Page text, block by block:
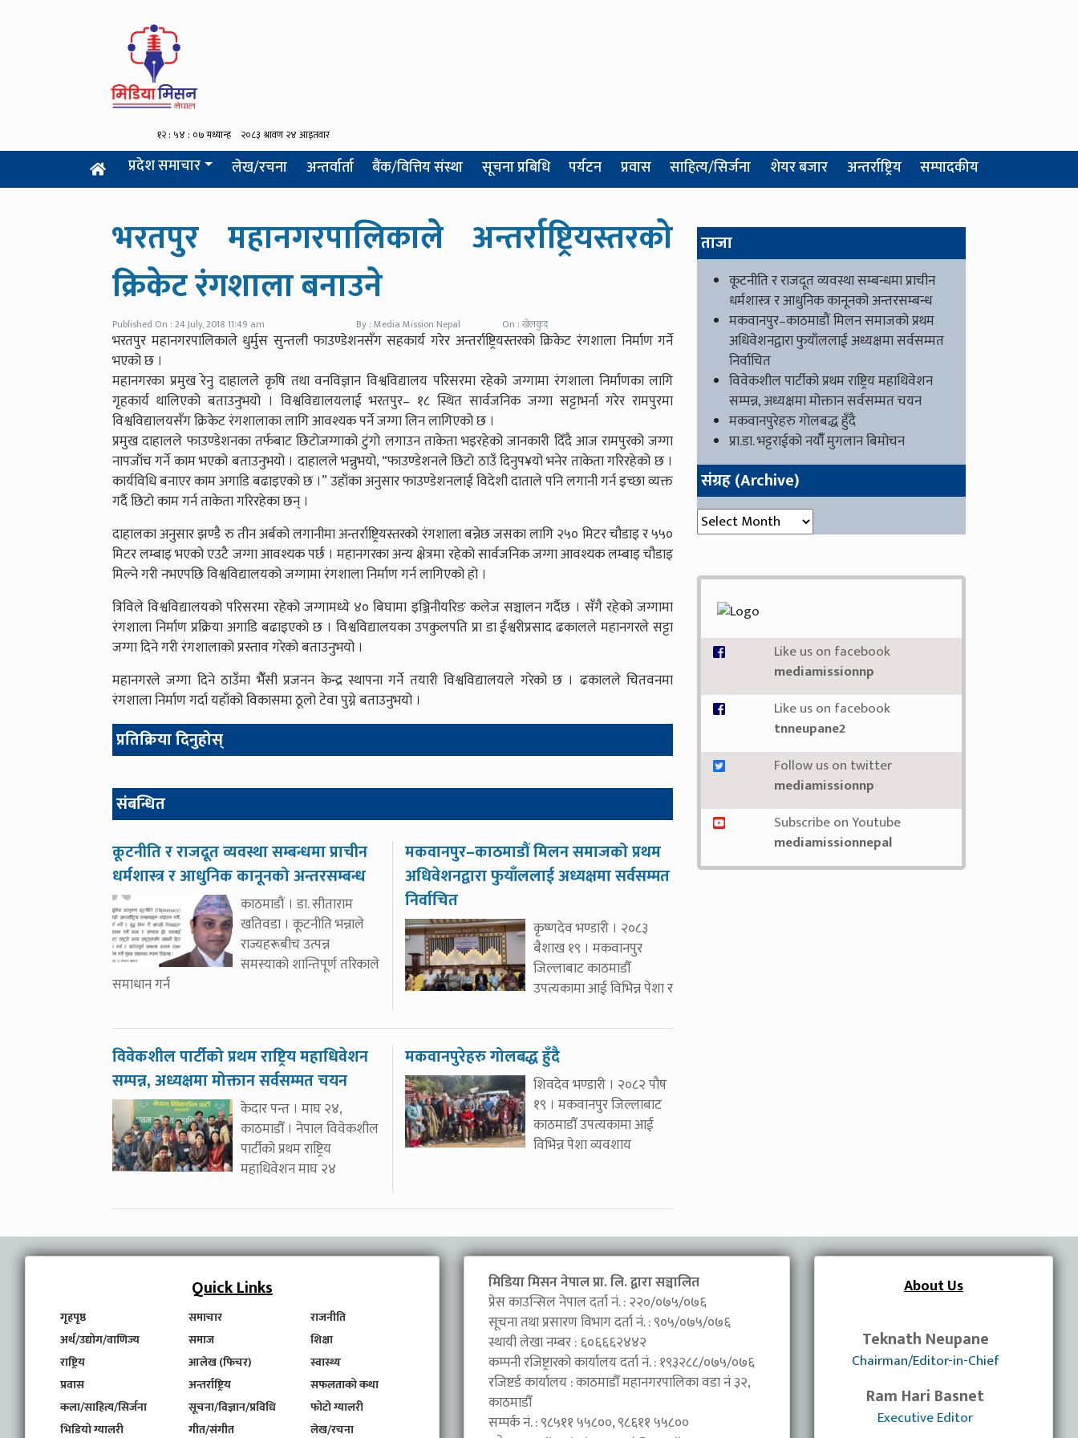
प्रदेश समाचार लेख/रचना अन्तर्वार्ता बैंक/वित्तिय संस्था सूचना प्रबिधि पर्यटन प्रवास साहित्य/सिर्जना शेयर बजार अन्तर्राष्ट्रिय सम्पादकीय
भरतपुर महानगरपालिकाले अन्तर्राष्ट्रियस्तरको
क्रिकेट रंगशाला बनाउने
Published On : 24 July, 2018 11:49 am By : Media Mission Nepal On : खेलकुद
भरतपुर महानगरपालिकाले धुर्मुस सुन्तली फाउण्डेशनसँग सहकार्य गरेर अन्तर्राष्ट्रियस्तरको क्रिकेट रंगशाला निर्माण गर्ने
भएको छ ।
महानगरका प्रमुख रेनु दाहालले कृषि तथा वनविज्ञान विश्वविद्यालय परिसरमा रहेको जग्गामा रंगशाला निर्माणका लागि
गृहकार्य थालिएको बताउनुभयो । विश्वविद्यालयलाई भरतपुर– १८ स्थित सार्वजनिक जग्गा सट्टाभर्ना गरेर रामपुरमा
विश्वविद्यालयसँग क्रिकेट रंगशालाका लागि आवश्यक पर्ने जग्गा लिन लागिएको छ ।
प्रमुख दाहालले फाउण्डेशनका तर्फबाट छिटोजग्गाको टुंगो लगाउन ताकेता भइरहेको जानकारी दिँदै आज रामपुरको जग्गा
नापजाँच गर्ने काम भएको बताउनुभयो । दाहालले भन्नुभयो, “फाउण्डेशनले छिटो ठाउँ दिनुप¥यो भनेर ताकेता गरिरहेको छ ।
कार्यविधि बनाएर काम अगाडि बढाइएको छ ।” उहाँका अनुसार फाउण्डेशनलाई विदेशी दाताले पनि लगानी गर्न इच्छा व्यक्त
गर्दै छिटो काम गर्न ताकेता गरिरहेका छन् ।
दाहालका अनुसार झण्डै रु तीन अर्बको लगानीमा अन्तर्राष्ट्रियस्तरको रंगशाला बन्नेछ जसका लागि २५० मिटर चौडाइ र ५५०
मिटर लम्बाइ भएको एउटै जग्गा आवश्यक पर्छ । महानगरका अन्य क्षेत्रमा रहेको सार्वजनिक जग्गा आवश्यक लम्बाइ चौडाइ
मिल्ने गरी नभएपछि विश्वविद्यालयको जग्गामा रंगशाला निर्माण गर्न लागिएको हो ।
त्रिविले विश्वविद्यालयको परिसरमा रहेको जग्गामध्ये ४० बिघामा इञ्जिनीयरिङ कलेज सञ्चालन गर्दैछ । सँगै रहेको जग्गामा
रंगशाला निर्माण प्रक्रिया अगाडि बढाइएको छ । विश्वविद्यालयका उपकुलपति प्रा डा ईश्वरीप्रसाद ढकालले महानगरले सट्टा
जग्गा दिने गरी रंगशालाको प्रस्ताव गरेको बताउनुभयो ।
महानगरले जग्गा दिने ठाउँमा भैंँसी प्रजनन केन्द्र स्थापना गर्ने तयारी विश्वविद्यालयले गरेको छ । ढकालले चितवनमा
रंगशाला निर्माण गर्दा यहाँको विकासमा ठूलो टेवा पुग्ने बताउनुभयो ।
प्रतिक्रिया दिनुहोस्
संबन्धित
कूटनीति र राजदूत व्यवस्था सम्बन्धमा प्राचीन
धर्मशास्त्र र आधुनिक कानूनको अन्तरसम्बन्ध
काठमाडौं । डा. सीताराम
खतिवडा । कूटनीति भन्नाले
राज्यहरूबीच उत्पन्न
समस्याको शान्तिपूर्ण तरिकाले
समाधान गर्न
मकवानपुर–काठमाडौं मिलन समाजको प्रथम
अधिवेशनद्वारा फुयाँललाई अध्यक्षमा सर्वसम्मत
निर्वाचित
कृष्णदेव भण्डारी । २०८३
बैशाख १९ । मकवानपुर
जिल्लाबाट काठमाडौँ
उपत्यकामा आई विभिन्न पेशा र
विवेकशील पार्टीको प्रथम राष्ट्रिय महाधिवेशन
सम्पन्न, अध्यक्षमा मोक्तान सर्वसम्मत चयन
केदार पन्त । माघ २४,
काठमाडौँ । नेपाल विवेकशील
पार्टीको प्रथम राष्ट्रिय
महाधिवेशन माघ २४
मकवानपुरेहरु गोलबद्ध हुँदै
शिवदेव भण्डारी । २०८२ पौष
१९ । मकवानपुर जिल्लाबाट
काठमाडौँ उपत्यकामा आई
विभिन्न पेशा व्यवशाय
ताजा
कूटनीति र राजदूत व्यवस्था सम्बन्धमा प्राचीन
धर्मशास्त्र र आधुनिक कानूनको अन्तरसम्बन्ध
मकवानपुर–काठमाडौं मिलन समाजको प्रथम
अधिवेशनद्वारा फुयाँललाई अध्यक्षमा सर्वसम्मत
निर्वाचित
विवेकशील पार्टीको प्रथम राष्ट्रिय महाधिवेशन
सम्पन्न, अध्यक्षमा मोक्तान सर्वसम्मत चयन
मकवानपुरेहरु गोलबद्ध हुँदै
प्रा.डा. भट्टराईको नयाँँ मुगलान बिमोचन
संग्रह (Archive)
संग्रह (Archive)
Like us on facebook
mediamissionnp
Like us on facebook
tnneupane2
Follow us on twitter
mediamissionnp
Subscribe on Youtube
mediamissionnepal
Quick Links
गृहपृष्ठ समाचार
राजनीति
अर्थ/उद्योग/वाणिज्य
समाज
शिक्षा
राष्ट्रिय
आलेख (फिचर)
स्वास्थ्य
प्रवास
अन्तर्राष्ट्रिय
सफलताको कथा
कला/साहित्य/सिर्जना
सूचना/विज्ञान/प्रविधि
फोटो ग्यालरी
भिडियो ग्यालरी
गीत/संगीत लेख/रचना
मिडिया मिसन नेपाल प्रा. लि. द्वारा सञ्चालित
प्रेस काउन्सिल नेपाल दर्ता नं. : २२०/०७५/०७६
सूचना तथा प्रसारण विभाग दर्ता नं. : ९०५/०७५/०७६
स्थायी लेखा नम्बर : ६०६६६२४४२
कम्पनी रजिष्ट्रारको कार्यालय दर्ता नं. : १९३२८८/०७५/०७६
रजिष्टर्ड कार्यालय : काठमाडौँ महानगरपालिका वडा नंं ३२,
काठमाडौँ
सम्पर्क नं. : ९८५११ ५५८००, ९८६११ ५५८००
About Us
Teknath Neupane
Chairman/Editor-in-Chief
Ram Hari Basnet
Executive Editor